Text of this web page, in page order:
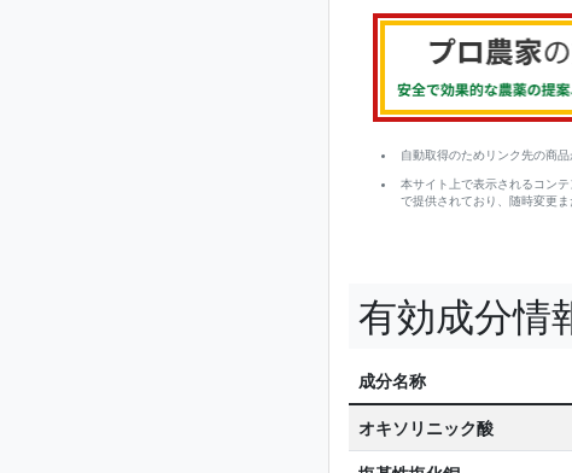
自動取得のためリンク先の商品
本サイト上で表示されるコン
で提供されており、随時変更ま
有効成分情
成分名称
オキソリニック酸